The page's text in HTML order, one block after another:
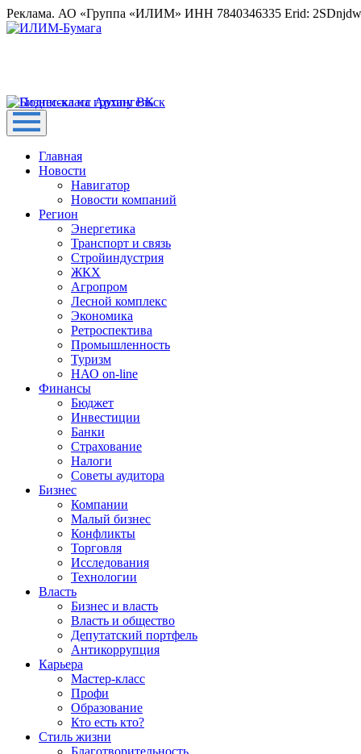
Реклама. АО «Группа «ИЛИМ» ИНН 7840346335 Erid:
Главная
Новости
Навигатор
Новости компаний
Регион
Энергетика
Транспорт и связь
Стройиндустрия
ЖКХ
Агропром
Лесной комплекс
Экономика
Ретроспектива
Промышленность
Туризм
НАО on-line
Финансы
Бюджет
Инвестиции
Банки
Страхование
Налоги
Советы аудитора
Бизнес
Компании
Малый бизнес
Конфликты
Торговля
Исследования
Технологии
Власть
Бизнес и власть
Власть и общество
Депутатский портфель
Антикоррупция
Карьера
Мастер-класс
Профи
Образование
Кто есть кто?
Стиль жизни
Благотворительность